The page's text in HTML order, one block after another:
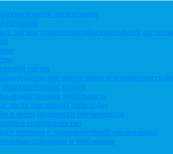
организации
сведения
и органы управления образовательной
состав
техническое обеспечение и оснащенность
услуги
хозяйственная деятельность
места для приема (перевода)
и меры поддержки обучающихся
сотрудничество
питания в образовательной организации
стандарты и требования